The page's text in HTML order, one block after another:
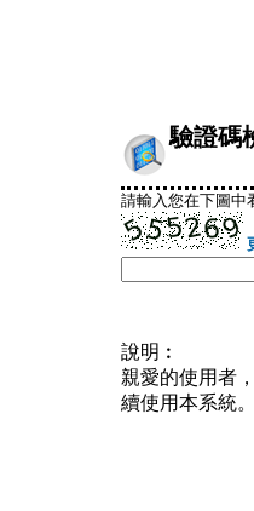
驗證碼
請輸入您在下圖中
說明︰
親愛的使用者
續使用本系統